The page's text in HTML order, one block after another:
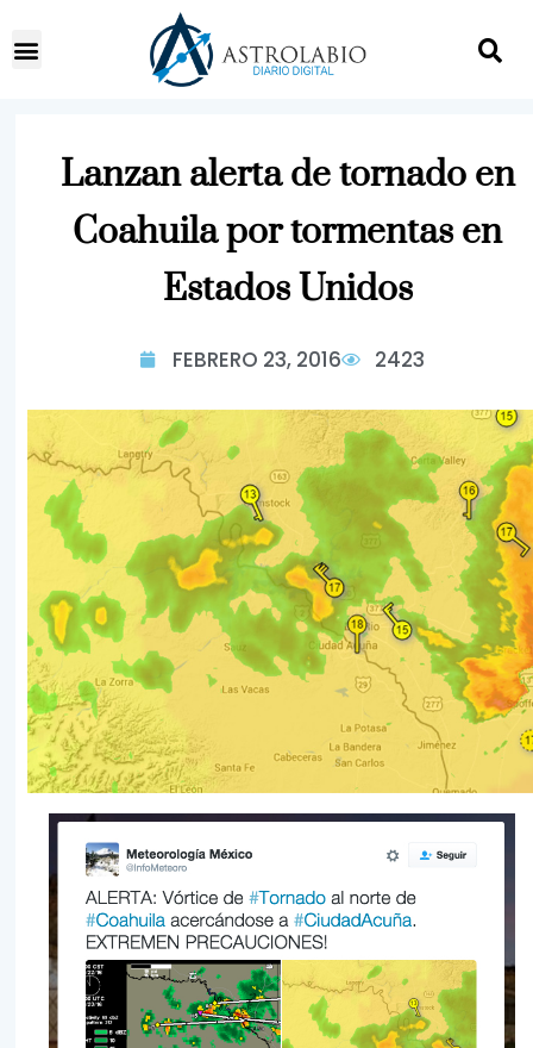
Lanzan alerta de tornado en
Coahuila por tormentas en
Estados Unidos
FEBRERO 23, 2016 2423